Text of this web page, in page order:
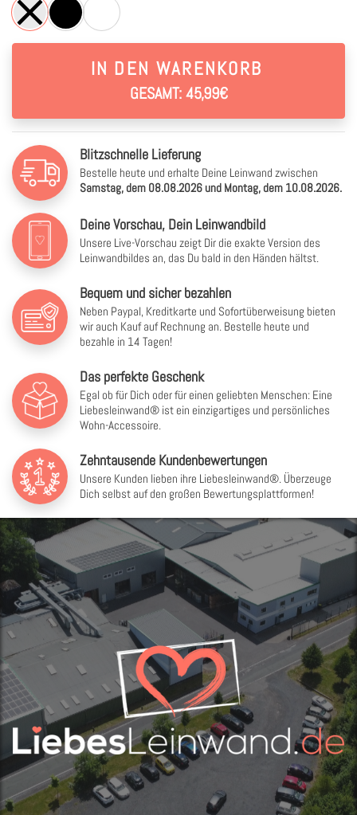
IN DEN WARENKORB
GESAMT: 45,99€
Blitzschnelle Lieferung
Bestelle heute und erhalte Deine Leinwand zwischen
Samstag, dem 08.08.2026 und Montag, dem 10.08.2026.
Deine Vorschau, Dein Leinwandbild
Unsere Live-Vorschau zeigt Dir die exakte Version des
Leinwandbildes an, das Du bald in den Händen hältst.
Bequem und sicher bezahlen
Neben Paypal, Kreditkarte und Sofortüberweisung bieten
wir auch Kauf auf Rechnung an. Bestelle heute und
bezahle in 14 Tagen!
Das perfekte Geschenk
Egal ob für Dich oder für einen geliebten Menschen: Eine
Liebesleinwand® ist ein einzigartiges und persönliches
Wohn-Accessoire.
Zehntausende Kundenbewertungen
Unsere Kunden lieben ihre Liebesleinwand®. Überzeuge
Dich selbst auf den großen Bewertungsplattformen!